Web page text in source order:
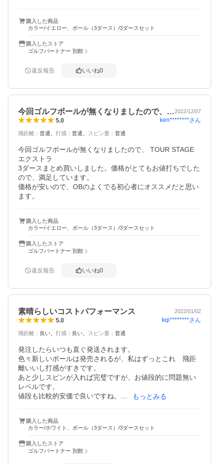
購入した商品
カラー/イエロー、ボール（3ダース）/3ダースセット
購入したストア
ゴルフパートナー 別館
違反報告 いいね0
今回ゴルフボールが無くなりましたので、…2022/12/07
5.0 ken********さん
飛距離 ： 普通 打感 ： 普通 スピン量 ： 普通
今回ゴルフボールが無くなりましたので、 TOUR STAGE
エクストラ
3ダースまとめ買いしました。価格がとてもお値打ちでした
ので、満足しています。
価格が安いので、OBのよくでる初心者にオススメだと思い
ます。
購入した商品
カラー/イエロー、ボール（3ダース）/3ダースセット
購入したストア
ゴルフパートナー 別館
違反報告 いいね0
素晴らしいコストパフォーマンス 2022/01/02
5.0 kqi********さん
飛距離 ： 良い 打感 ： 良い スピン量 ： 普通
発注したらいつも直ぐ発送されます。
色々新しいボールは発売されるが、私はずっとこれ　飛距
離いいし打感がすきです。
あと少しスピンが入れば完璧ですが、お値段的に問題無い
レベルです。
値段も比較的安価で良いですね。
もっとみる
購入した商品
カラー/ホワイト、ボール（3ダース）/3ダースセット
購入したストア
ゴルフパートナー 別館